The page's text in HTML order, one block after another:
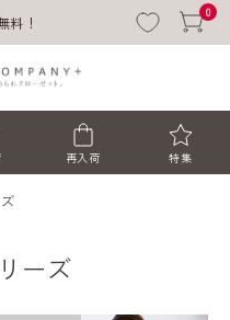
料！
0
再入荷 特集
ーズ